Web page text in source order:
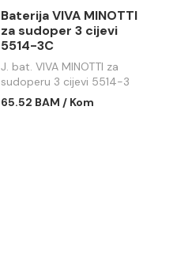
Baterija VIVA MINOTTI
za sudoper 3 cijevi
5514-3C
J. bat. VIVA MINOTTI za
sudoperu 3 cijevi 5514-3
65.52 BAM / Kom